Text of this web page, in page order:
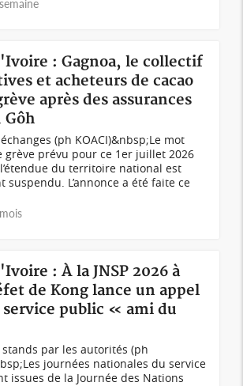
: Gagnoa, le collectif
et acheteurs de cacao
après des assurances
(ph KOACI)&nbsp;Le mot
grève prévu pour ce 1er juillet 2026
du territoire national est
suspendu. L’annonce a été faite ce
: À la JNSP 2026 à
de Kong lance un appel
public « ami du
stands par les autorités (ph
journées nationales du service
issues de la Journée des Nations